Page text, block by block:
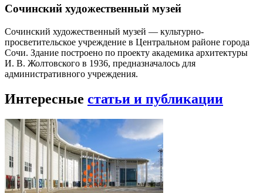
Сочинский художественный музей
Сочинский художественный музей — культурно-
просветительское учреждение в Центральном районе города
Сочи. Здание построено по проекту академика архитектуры
И. В. Жолтовского в 1936, предназначалось для
административного учреждения.
Интересные статьи и публикации